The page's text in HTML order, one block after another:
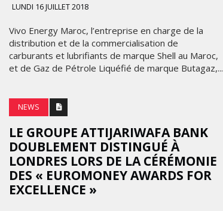
LUNDI 16 JUILLET 2018
Vivo Energy Maroc, l’entreprise en charge de la
distribution et de la commercialisation de
carburants et lubrifiants de marque Shell au Maroc,
et de Gaz de Pétrole Liquéfié de marque Butagaz,...
NEWS
LE GROUPE ATTIJARIWAFA BANK
DOUBLEMENT DISTINGUÉ À
LONDRES LORS DE LA CÉRÉMONIE
DES « EUROMONEY AWARDS FOR
EXCELLENCE »